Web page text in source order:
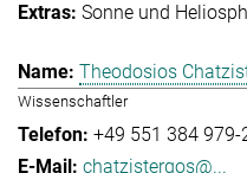
Sonne und
Theodosios
Wissenschaftler
+49 551 384 979-
chatzistergos@...